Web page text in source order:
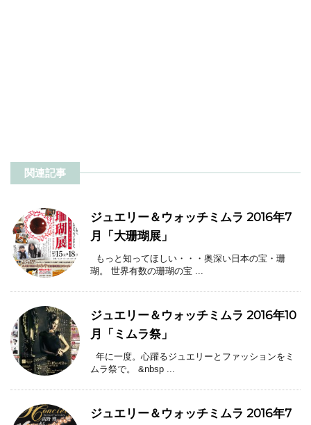
関連記事
ジュエリー＆ウォッチミムラ 2016年7
月「大珊瑚展」
もっと知ってほしい・・・奥深い日本の宝・珊
瑚。 世界有数の珊瑚の宝 ...
ジュエリー＆ウォッチミムラ 2016年10
月「ミムラ祭」
年に一度。心躍るジュエリーとファッションをミ
ムラ祭で。 &nbsp ...
ジュエリー＆ウォッチミムラ 2016年7